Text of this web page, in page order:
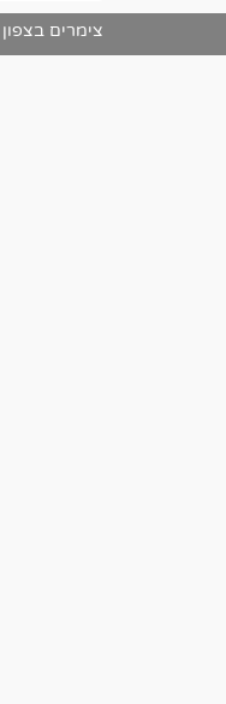
צימרים בצפון